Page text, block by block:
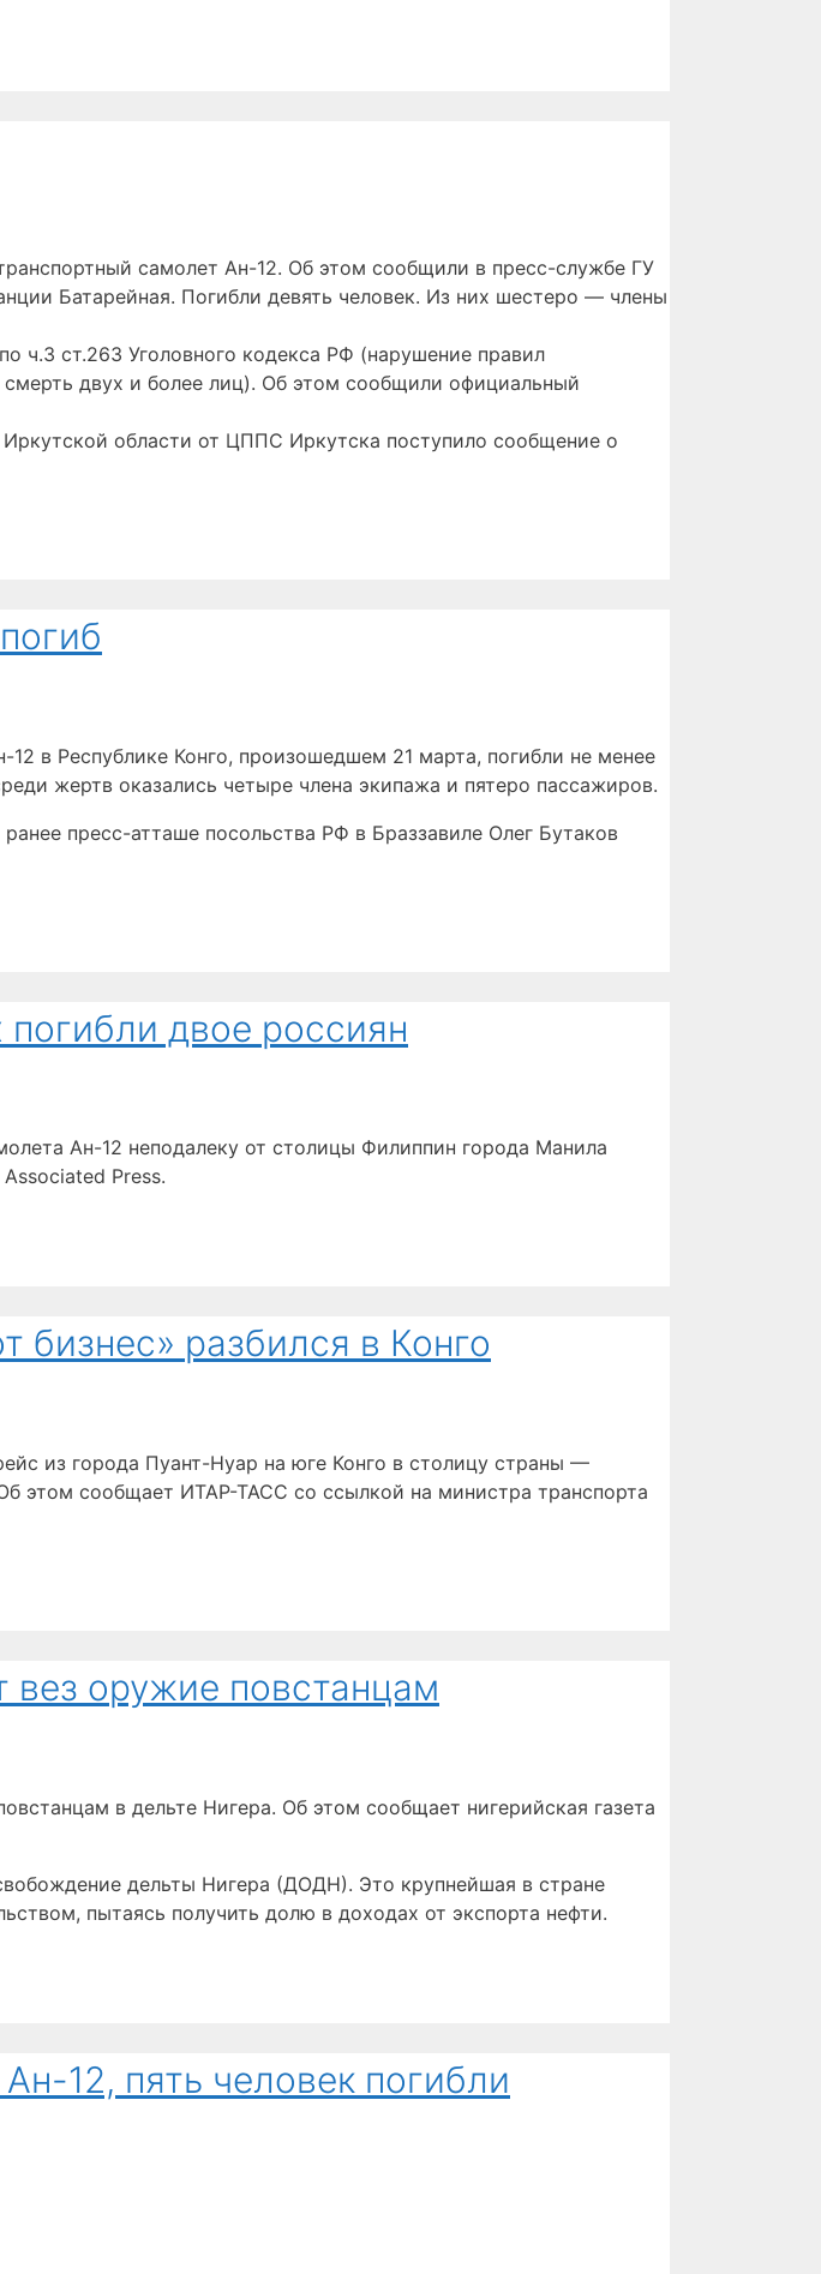
самолет Ан-12. Об этом сообщили в пресс-службе ГУ
Батарейная. Погибли девять человек. Из них шестеро — члены
ч.3 ст.263 Уголовного кодекса РФ (нарушение правил
двух и более лиц). Об этом сообщили официальный
области от ЦППС Иркутска поступило сообщение о
в Республике Конго, произошедшем 21 марта, погибли не менее
жертв оказались четыре члена экипажа и пятеро пассажиров.
пресс-атташе посольства РФ в Браззавиле Олег Бутаков
двое россиян
Ан-12 неподалеку от столицы Филиппин города Манила
Press.
бизнес» разбился в Конго
из города Пуант-Нуар на юге Конго в столицу страны —
этом сообщает ИТАР-ТАСС со ссылкой на министра транспорта
вез оружие повстанцам
в дельте Нигера. Об этом сообщает нигерийская газета
дельты Нигера (ДОДН). Это крупнейшая в стране
пытаясь получить долю в доходах от экспорта нефти.
12, пять человек погибли